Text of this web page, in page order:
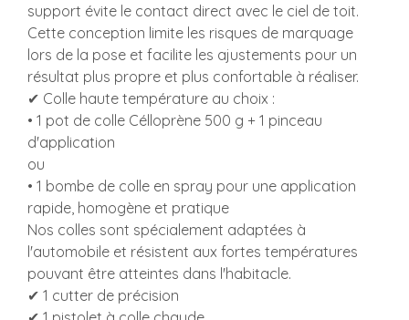
support évite le contact direct avec le ciel de toit.
Cette conception limite les risques de marquage
lors de la pose et facilite les ajustements pour un
résultat plus propre et plus confortable à réaliser.
✔ Colle haute température au choix :
• 1 pot de colle Célloprène 500 g + 1 pinceau
d'application
ou
• 1 bombe de colle en spray pour une application
rapide, homogène et pratique
Nos colles sont spécialement adaptées à
l'automobile et résistent aux fortes températures
pouvant être atteintes dans l'habitacle.
✔ 1 cutter de précision